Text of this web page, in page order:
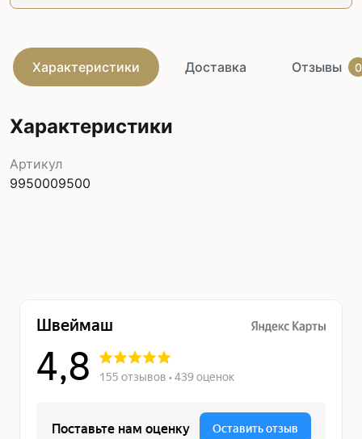
Характеристики Доставка Отзывы 0
Характеристики
Артикул
9950009500